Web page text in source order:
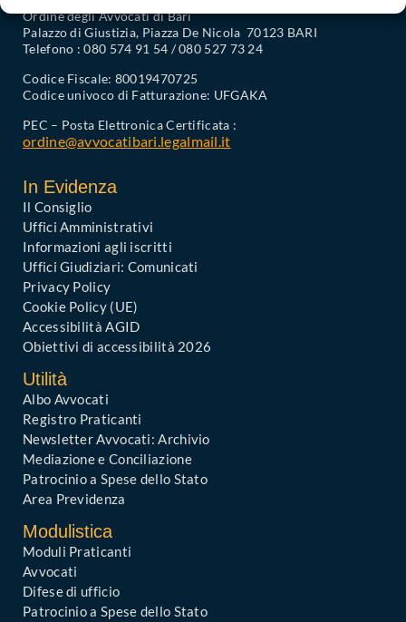
Ordine degli Avvocati di Bari
Palazzo di Giustizia, Piazza De Nicola 70123 BARI
Telefono : 080 574 91 54 / 080 527 73 24
Codice Fiscale: 80019470725
Codice univoco di Fatturazione: UFGAKA
PEC – Posta Elettronica Certificata :
ordine@avvocatibari.legalmail.it
In Evidenza
Il Consiglio
Uffici Amministrativi
Informazioni agli iscritti
Uffici Giudiziari: Comunicati
Privacy Policy
Cookie Policy (UE)
Accessibilità AGID
Obiettivi di accessibilità 2026
Utilità
Albo Avvocati
Registro Praticanti
Newsletter Avvocati: Archivio
Mediazione e Conciliazione
Patrocinio a Spese dello Stato
Area Previdenza
Modulistica
Moduli Praticanti
Avvocati
Difese di ufficio
Patrocinio a Spese dello Stato